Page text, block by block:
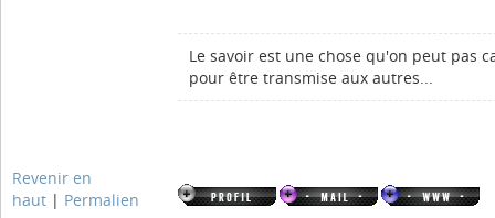
Le savoir est une chose qu'on peut pas
pour être transmise aux autres...
Revenir en
haut | Permalien